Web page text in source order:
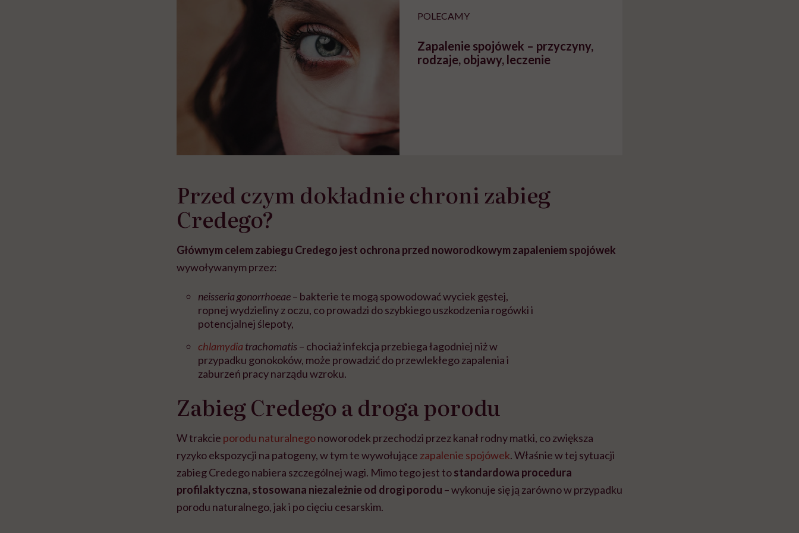
POLECAMY
Zapalenie spojówek – przyczyny,
rodzaje, objawy, leczenie
Przed czym dokładnie chroni zabieg
Credego?
Głównym celem zabiegu Credego jest ochrona przed noworodkowym zapaleniem spojówek
wywoływanym przez:
neisseria gonorrhoeae– bakterie te mogą spowodować wyciek gęstej,
ropnej wydzieliny z oczu, co prowadzi do szybkiego uszkodzenia rogówki i
potencjalnej ślepoty,
chlamydia trachomatis– chociaż infekcja przebiega łagodniej niż w
przypadku gonokoków, może prowadzić do przewlekłego zapalenia i
zaburzeń pracy narządu wzroku.
Zabieg Credego a droga porodu
W trakcie porodu naturalnegonoworodek przechodzi przez kanał rodny matki, co zwiększa
ryzyko ekspozycji na patogeny, w tym te wywołujące zapalenie spojówek. Właśnie w tej sytuacji
zabieg Credego nabiera szczególnej wagi. Mimo tego jest tostandardowa procedura
profilaktyczna, stosowana niezależnie od drogi porodu – wykonuje się ją zarówno w przypadku
porodu naturalnego, jak i po cięciu cesarskim.